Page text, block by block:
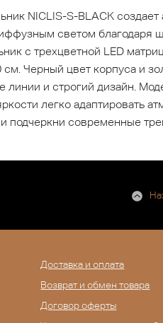
NICLIS-S-BLACK
светом благодаря
с трехцветной LED
Черный цвет корпуса и
линии и строгий дизайн.
легко
и подчеркни современные
Доставка и оплата
Возврат и обмен товара
Договор оферты